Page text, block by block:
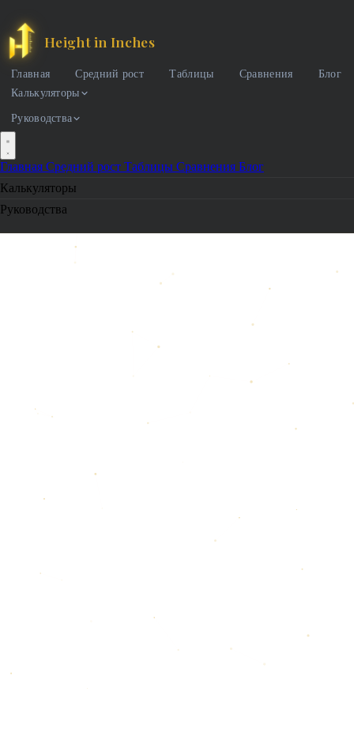
Height in Inches
Главная Средний рост Таблицы Сравнения
Блог
Калькуляторы
Руководства
Главная Средний рост Таблицы Сравнения Блог
Калькуляторы
Руководства